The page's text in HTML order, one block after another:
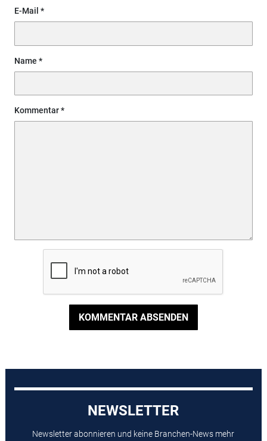
E-Mail
Name
Kommentar
KOMMENTAR ABSENDEN
NEWSLETTER
Newsletter abonnieren und keine Branchen-News mehr